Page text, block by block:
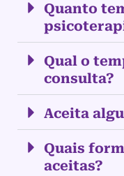
Quanto
Qual o
consulta?
Aceita
Quais
aceitas?